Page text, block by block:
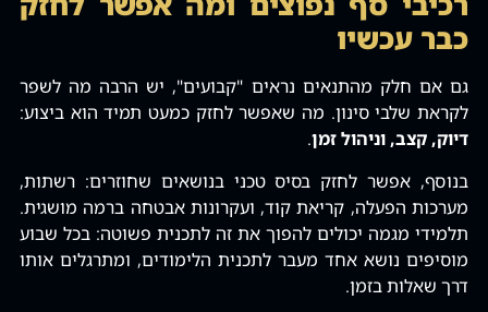
כבר עכשיו
גם אם חלק מהתנאים נראים "קבועים"‚ יש הרבה מה לשפר
לקראת שלבי סינון. מה שאפשר לחזק כמעט תמיד הוא ביצוע:
דיוק‚ קצב‚ וניהול זמן.
בנוסף‚ אפשר לחזק בסיס טכני בנושאים שחוזרים: רשתות‚
מערכות הפעלה‚ קריאת קוד‚ ועקרונות אבטחה ברמה מושגית.
תלמידי מגמה יכולים להפוך את זה לתכנית פשוטה: בכל שבוע
מוסיפים נושא אחד מעבר לתכנית הלימודים‚ ומתרגלים אותו
דרך שאלות בזמן.